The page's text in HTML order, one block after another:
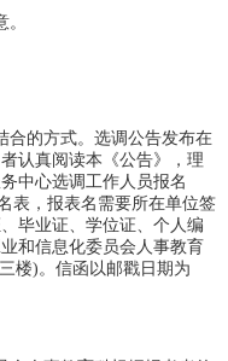
合的方式。选调公告发布在
认真阅读本《公告》，理
中心选调工作人员报名
表，报表名需要所在单位签
毕业证、学位证、个人编
和信息化委员会人事教育
楼)。信函以邮戳日期为